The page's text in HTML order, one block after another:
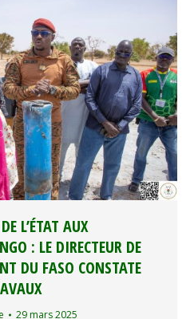
L’ÉTAT AUX
: LE DIRECTEUR DE
DU FASO CONSTATE
29 mars 2025